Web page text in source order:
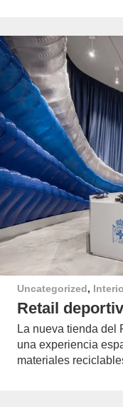
Uncategorized,
Retail
La nueva tienda del
una experiencia
materiales